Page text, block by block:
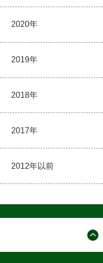
2020年
2019年
2018年
2017年
2012年以前